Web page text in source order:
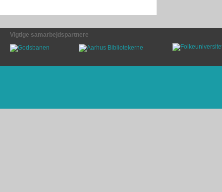
Vigtige samarbejdspartnere